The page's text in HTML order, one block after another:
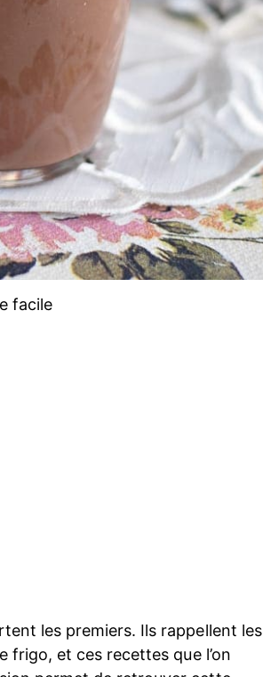
facile
les premiers. Ils rappellent les
frigo, et ces recettes que l’on